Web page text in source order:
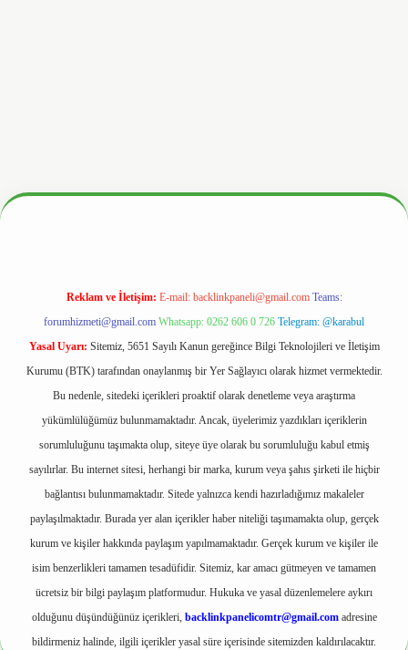
Reklam ve İletişim: E-mail: backlinkpaneli@gmail.com Teams:
forumhizmeti@gmail.com Whatsapp: 0262 606 0 726 Telegram: @karabul
Yasal Uyarı: Sitemiz, 5651 Sayılı Kanun gereğince Bilgi Teknolojileri ve İletişim
Kurumu (BTK) tarafından onaylanmış bir Yer Sağlayıcı olarak hizmet vermektedir.
Bu nedenle, sitedeki içerikleri proaktif olarak denetleme veya araştırma
yükümlülüğümüz bulunmamaktadır. Ancak, üyelerimiz yazdıkları içeriklerin
sorumluluğunu taşımakta olup, siteye üye olarak bu sorumluluğu kabul etmiş
sayılırlar. Bu internet sitesi, herhangi bir marka, kurum veya şahıs şirketi ile hiçbir
bağlantısı bulunmamaktadır. Sitede yalnızca kendi hazırladığımız makaleler
paylaşılmaktadır. Burada yer alan içerikler haber niteliği taşımamakta olup, gerçek
kurum ve kişiler hakkında paylaşım yapılmamaktadır. Gerçek kurum ve kişiler ile
isim benzerlikleri tamamen tesadüfidir. Sitemiz, kar amacı gütmeyen ve tamamen
ücretsiz bir bilgi paylaşım platformudur. Hukuka ve yasal düzenlemelere aykırı
olduğunu düşündüğünüz içerikleri, backlinkpanelicomtr@gmail.comadresine
bildirmeniz halinde, ilgili içerikler yasal süre içerisinde sitemizden kaldırılacaktır.